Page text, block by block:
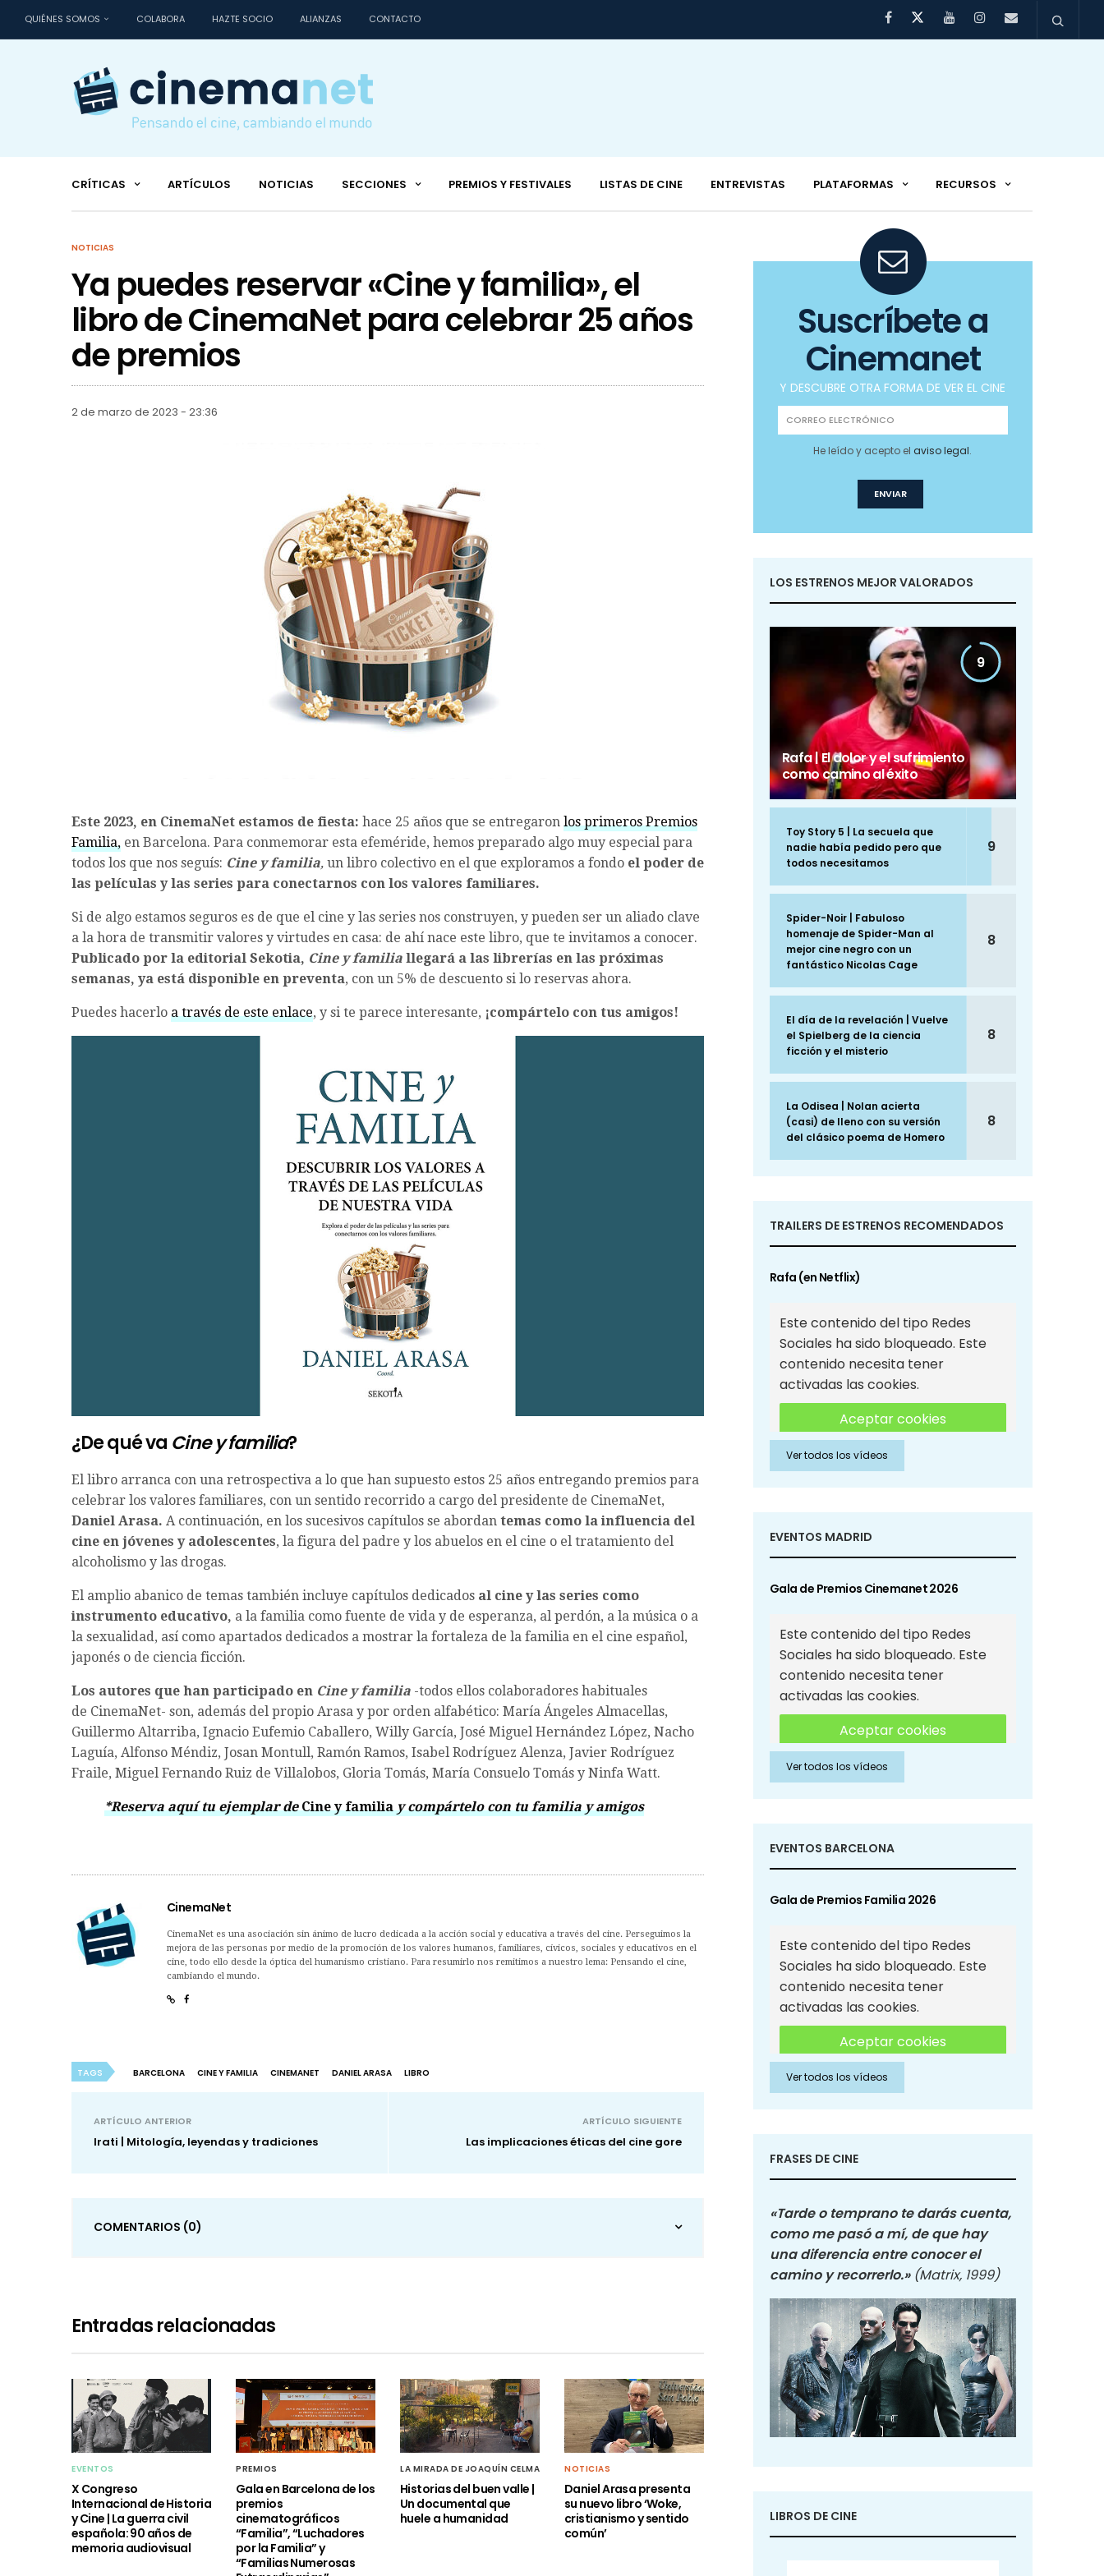
QUIÉNES SOMOS COLABORA HAZTE SOCIO ALIANZAS CONTACTO
CRÍTICAS ARTÍCULOS NOTICIAS SECCIONES PREMIOS Y FESTIVALES LISTAS DE CINE ENTREVISTAS PLATAFORMAS RECURSOS
NOTICIAS
Ya puedes reservar «Cine y familia», el
libro de CinemaNet para celebrar 25 años
de premios
2 de marzo de 2023 - 23:36
Este 2023, en CinemaNet estamos de fiesta: hace 25 años que se entregaron los primeros Premios
Familia, en Barcelona. Para conmemorar esta efeméride, hemos preparado algo muy especial para
todos los que nos seguís: Cine y familia, un libro colectivo en el que exploramos a fondo el poder de
las películas y las series para conectarnos con los valores familiares.
Si de algo estamos seguros es de que el cine y las series nos construyen, y pueden ser un aliado clave
a la hora de transmitir valores y virtudes en casa: de ahí nace este libro, que te invitamos a conocer.
Publicado por la editorial Sekotia, Cine y familia llegará a las librerías en las próximas
semanas, ya está disponible en preventa, con un 5% de descuento si lo reservas ahora.
Puedes hacerlo a través de este enlace, y si te parece interesante, ¡compártelo con tus amigos!
¿De qué va Cine y familia?
El libro arranca con una retrospectiva a lo que han supuesto estos 25 años entregando premios para
celebrar los valores familiares, con un sentido recorrido a cargo del presidente de CinemaNet,
Daniel Arasa. A continuación, en los sucesivos capítulos se abordan temas como la influencia del
cine en jóvenes y adolescentes, la figura del padre y los abuelos en el cine o el tratamiento del
alcoholismo y las drogas.
El amplio abanico de temas también incluye capítulos dedicados al cine y las series como
instrumento educativo, a la familia como fuente de vida y de esperanza, al perdón, a la música o a
la sexualidad, así como apartados dedicados a mostrar la fortaleza de la familia en el cine español,
japonés o de ciencia ficción.
Los autores que han participado en Cine y familia -todos ellos colaboradores habituales
de CinemaNet- son, además del propio Arasa y por orden alfabético: María Ángeles Almacellas,
Guillermo Altarriba, Ignacio Eufemio Caballero, Willy García, José Miguel Hernández López, Nacho
Laguía, Alfonso Méndiz, Josan Montull, Ramón Ramos, Isabel Rodríguez Alenza, Javier Rodríguez
Fraile, Miguel Fernando Ruiz de Villalobos, Gloria Tomás, María Consuelo Tomás y Ninfa Watt.
*Reserva aquí tu ejemplar deCine y familiay compártelo con tu familia y amigos
CinemaNet
CinemaNet es una asociación sin ánimo de lucro dedicada a la acción social y educativa a través del cine. Perseguimos la
mejora de las personas por medio de la promoción de los valores humanos, familiares, cívicos, sociales y educativos en el
cine, todo ello desde la óptica del humanismo cristiano. Para resumirlo nos remitimos a nuestro lema: Pensando el cine,
cambiando el mundo.
TAGS BARCELONA CINE Y FAMILIA CINEMANET DANIEL ARASA LIBRO
ARTÍCULO ANTERIOR
Irati | Mitología, leyendas y tradiciones
ARTÍCULO SIGUIENTE
Las implicaciones éticas del cine gore
COMENTARIOS (0)
Entradas relacionadas
EVENTOS
X Congreso
Internacional de Historia
y Cine | La guerra civil
española: 90 años de
memoria audiovisual
PREMIOS
Gala en Barcelona de los
premios
cinematográficos
“Familia”, “Luchadores
por la Familia” y
“Familias Numerosas
LA MIRADA DE JOAQUÍN CELMA
Historias del buen valle |
Un documental que
huele a humanidad
NOTICIAS
Daniel Arasa presenta
su nuevo libro ‘Woke,
cristianismo y sentido
común’
Suscríbete a
Cinemanet
Y DESCUBRE OTRA FORMA DE VER EL CINE
He leído y acepto elaviso legal.
LOS ESTRENOS MEJOR VALORADOS
9
Rafa | El dolor y el sufrimiento
como camino al éxito
Toy Story 5 | La secuela que
nadie había pedido pero que
todos necesitamos
9
Spider-Noir | Fabuloso
homenaje de Spider-Man al
mejor cine negro con un
fantástico Nicolas Cage
8
El día de la revelación | Vuelve
el Spielberg de la ciencia
ficción y el misterio
8
La Odisea | Nolan acierta
(casi) de lleno con su versión
del clásico poema de Homero
8
TRAILERS DE ESTRENOS RECOMENDADOS
Rafa (en Netflix)
Este contenido del tipo Redes
Sociales ha sido bloqueado. Este
contenido necesita tener
activadas las cookies.
Aceptar cookies
Aceptar cookies de Redes
Sociales
Ver todos los vídeos
EVENTOS MADRID
Gala de Premios Cinemanet 2026
Este contenido del tipo Redes
Sociales ha sido bloqueado. Este
contenido necesita tener
activadas las cookies.
Aceptar cookies
Aceptar cookies de Redes
Sociales
Ver todos los vídeos
EVENTOS BARCELONA
Gala de Premios Familia 2026
Este contenido del tipo Redes
Sociales ha sido bloqueado. Este
contenido necesita tener
activadas las cookies.
Aceptar cookies
Aceptar cookies de Redes
Sociales
Ver todos los vídeos
FRASES DE CINE
«Tarde o temprano te darás cuenta,
como me pasó a mí, de que hay
una diferencia entre conocer el
camino y recorrerlo.» (Matrix, 1999)
LIBROS DE CINE